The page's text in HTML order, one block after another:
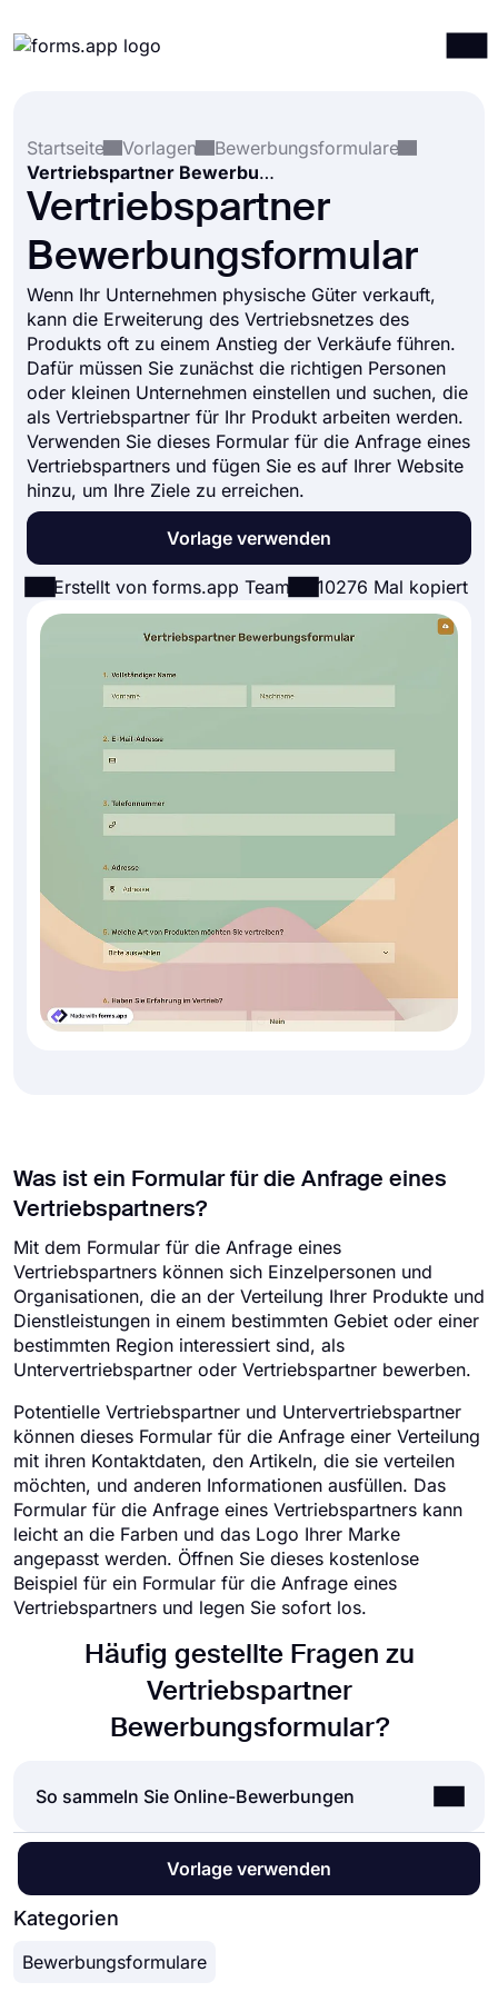
Integrationen
Vorlagen
Ressourcen
Startseite
Vorlagen
Bewerbungsformulare
Vertriebspartner Bewerbungsformular
Vertriebspartner
Bewerbungsformular
Wenn Ihr Unternehmen physische Güter verkauft,
kann die Erweiterung des Vertriebsnetzes des
Produkts oft zu einem Anstieg der Verkäufe führen.
Dafür müssen Sie zunächst die richtigen Personen
oder kleinen Unternehmen einstellen und suchen, die
als Vertriebspartner für Ihr Produkt arbeiten werden.
Verwenden Sie dieses Formular für die Anfrage eines
Vertriebspartners und fügen Sie es auf Ihrer Website
hinzu, um Ihre Ziele zu erreichen.
Vorlage verwenden
Erstellt von forms.app Team 10276 Mal kopiert
Was ist ein Formular für die Anfrage eines
Vertriebspartners?
Mit dem Formular für die Anfrage eines
Vertriebspartners können sich Einzelpersonen und
Organisationen, die an der Verteilung Ihrer Produkte und
Dienstleistungen in einem bestimmten Gebiet oder einer
bestimmten Region interessiert sind, als
Untervertriebspartner oder Vertriebspartner bewerben.
Potentielle Vertriebspartner und Untervertriebspartner
können dieses Formular für die Anfrage einer Verteilung
mit ihren Kontaktdaten, den Artikeln, die sie verteilen
möchten, und anderen Informationen ausfüllen. Das
Formular für die Anfrage eines Vertriebspartners kann
leicht an die Farben und das Logo Ihrer Marke
angepasst werden. Öffnen Sie dieses kostenlose
Beispiel für ein Formular für die Anfrage eines
Vertriebspartners und legen Sie sofort los.
Häufig gestellte Fragen zu
Vertriebspartner
Bewerbungsformular?
So sammeln Sie Online-Bewerbungen
Die Annahme von Online-Bewerbungen ist
heutzutage für fast alle Unternehmen die Norm.
Ganz gleich, ob es sich um Bewerbungen, Praktika
Online-Bewerbungen können Sie Zeit und viel
Vorlage verwenden
Kategorien
Bewerbungsformulare